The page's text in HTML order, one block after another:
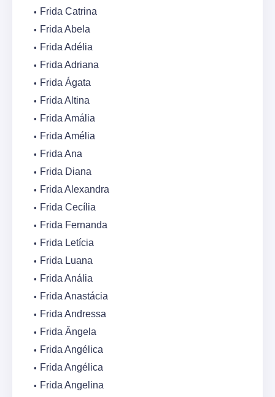
Frida Catrina
Frida Abela
Frida Adélia
Frida Adriana
Frida Ágata
Frida Altina
Frida Amália
Frida Amélia
Frida Ana
Frida Diana
Frida Alexandra
Frida Cecília
Frida Fernanda
Frida Letícia
Frida Luana
Frida Anália
Frida Anastácia
Frida Andressa
Frida Ângela
Frida Angélica
Frida Angélica
Frida Angelina